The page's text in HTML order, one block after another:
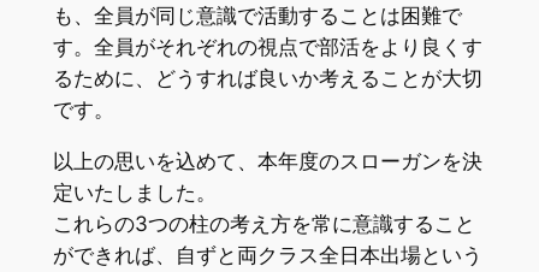
も、全員が同じ意識で活動することは困難で
す。全員がそれぞれの視点で部活をより良くす
るために、どうすれば良いか考えることが大切
です。
以上の思いを込めて、本年度のスローガンを決
定いたしました。
これらの3つの柱の考え方を常に意識すること
ができれば、自ずと両クラス全日本出場という